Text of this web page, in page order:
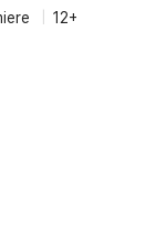
12+